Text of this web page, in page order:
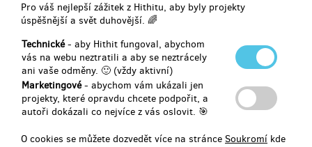
Pro váš nejlepší zážitek z Hithitu, aby byly projekty
úspěšnější a svět duhovější. 🌈
Technické- aby Hithit fungoval, abychom
vás na webu neztratili a aby se neztrácely
ani vaše odměny. 🙂 (vždy aktivní)
Marketingové- abychom vám ukázali jen
projekty, které opravdu chcete podpořit, a
autoři dokázali co nejvíce z vás oslovit. 🎯
O cookies se můžete dozvedět více na stránce Soukromí kde
Najdete nás na